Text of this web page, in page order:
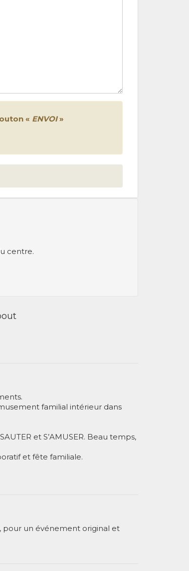
« ENVOI»
centre.
familial intérieur dans
et S’AMUSER. Beau temps,
et fête familiale.
pour un événement original et